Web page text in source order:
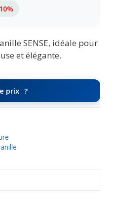
SENSE, idéale pour
et élégante.
prix